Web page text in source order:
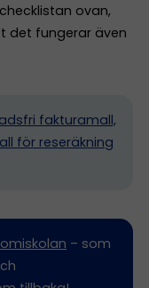
ovan,
det fungerar även
fakturamall,
för reseräkning
– som